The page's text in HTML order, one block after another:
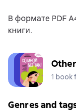
В формате PDF
книги.
1 book
Genres and